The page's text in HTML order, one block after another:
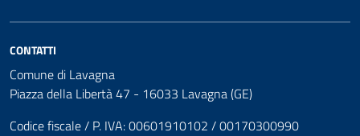
CONTATTI
Comune di Lavagna
Piazza della Libertà 47 - 16033 Lavagna (GE)
Codice fiscale / P. IVA: 00601910102 / 00170300990